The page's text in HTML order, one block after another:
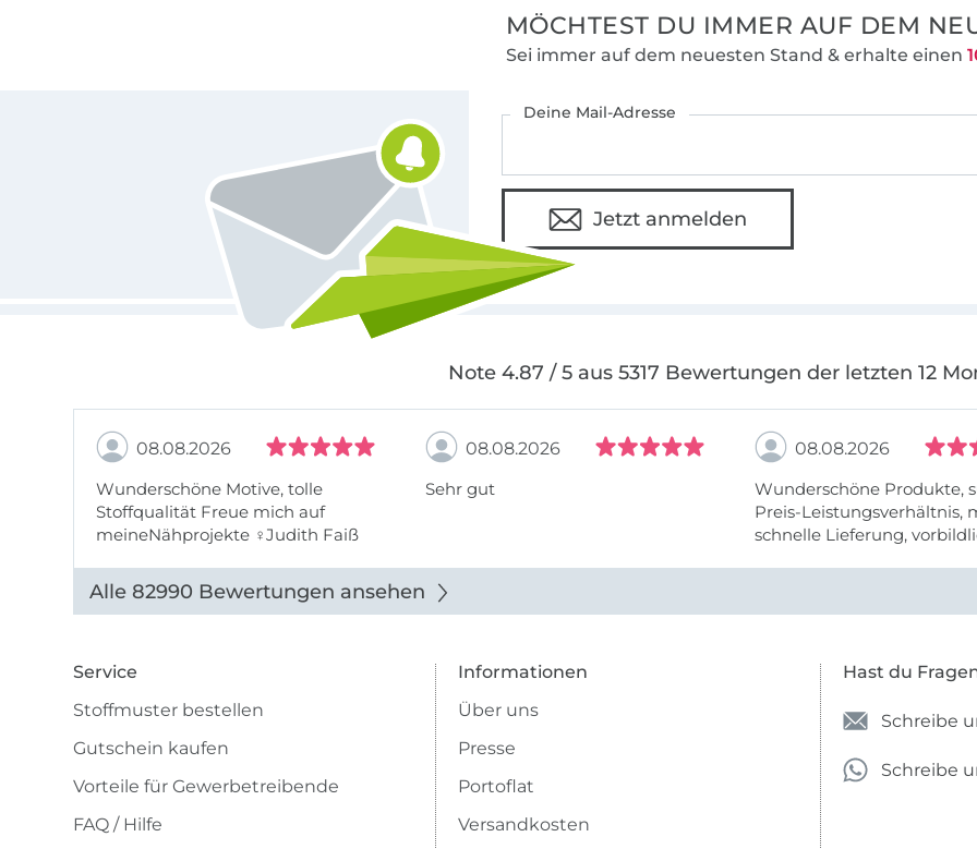
MÖCHTEST DU IMMER AUF DEM
Sei immer auf dem neuesten Stand & erhalte einen
Deine Mail-Adresse
Jetzt anmelden
Note 4.87 / 5 aus 5317 Bewertungen der letzten 12
08.08.2026
Wunderschöne Motive, tolle
Stoffqualität Freue mich auf
meineNähprojekte ♀Judith Faiß
08.08.2026
Sehr gut
08.08.2026
Wunderschöne Produkte,
Preis-Leistungsverhältnis,
schnelle Lieferung,
Alle 82990 Bewertungen ansehen
Service
Stoffmuster bestellen
Gutschein kaufen
Vorteile für Gewerbetreibende
FAQ / Hilfe
Informationen
Über uns
Presse
Portoflat
Versandkosten
Hast du
Schreibe
Schreibe